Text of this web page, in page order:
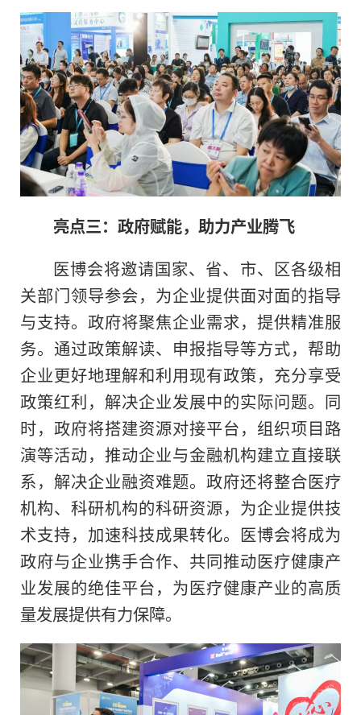
亮点三：政府赋能，助力产业腾飞
医博会将邀请国家、省、市、区各级相
关部门领导参会，为企业提供面对面的指导
与支持。政府将聚焦企业需求，提供精准服
务。通过政策解读、申报指导等方式，帮助
企业更好地理解和利用现有政策，充分享受
政策红利，解决企业发展中的实际问题。同
时，政府将搭建资源对接平台，组织项目路
演等活动，推动企业与金融机构建立直接联
系，解决企业融资难题。政府还将整合医疗
机构、科研机构的科研资源，为企业提供技
术支持，加速科技成果转化。医博会将成为
政府与企业携手合作、共同推动医疗健康产
业发展的绝佳平台，为医疗健康产业的高质
量发展提供有力保障。